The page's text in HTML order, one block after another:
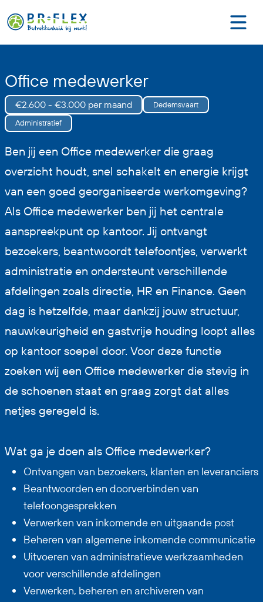
Office medewerker
€2.600 - €3.000 per maand
Dedemsvaart
Administratief
Ben jij een Office medewerker die graag
overzicht houdt, snel schakelt en energie krijgt
van een goed georganiseerde werkomgeving?
Als Office medewerker ben jij het centrale
aanspreekpunt op kantoor. Jij ontvangt
bezoekers, beantwoordt telefoontjes, verwerkt
administratie en ondersteunt verschillende
afdelingen zoals directie, HR en Finance. Geen
dag is hetzelfde, maar dankzij jouw structuur,
nauwkeurigheid en gastvrije houding loopt alles
op kantoor soepel door. Voor deze functie
zoeken wij een Office medewerker die stevig in
de schoenen staat en graag zorgt dat alles
netjes geregeld is.
Wat ga je doen als Office medewerker?
Ontvangen van bezoekers, klanten en leveranciers
Beantwoorden en doorverbinden van
telefoongesprekken
Verwerken van inkomende en uitgaande post
Beheren van algemene inkomende communicatie
Uitvoeren van administratieve werkzaamheden
voor verschillende afdelingen
Verwerken, beheren en archiveren van